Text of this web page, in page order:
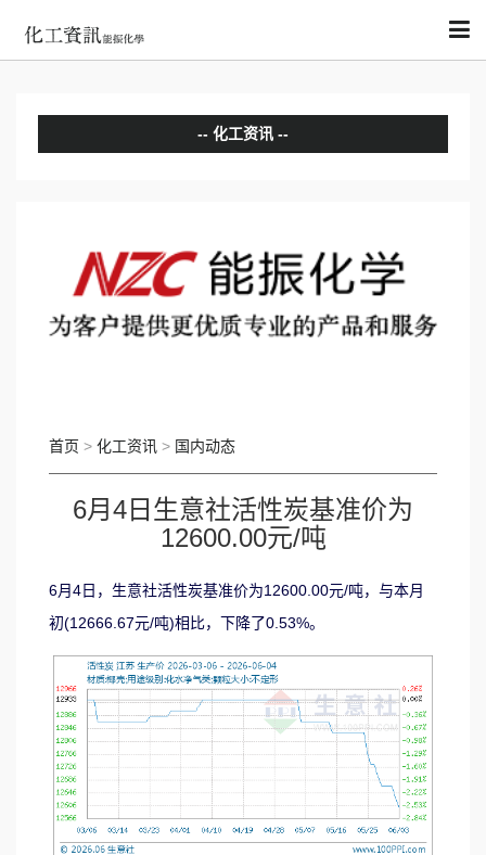
化工资讯
国际动态
首页 > 化工资讯 > 国内动态
6月4日生意社活性炭基准价为
12600.00元/吨
6月4日，生意社活性炭基准价为12600.00元/吨，与本月
初(12666.67元/吨)相比，下降了0.53%。